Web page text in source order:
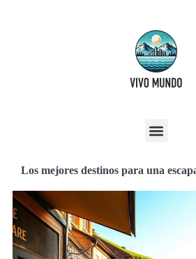
Los mejores destinos para una